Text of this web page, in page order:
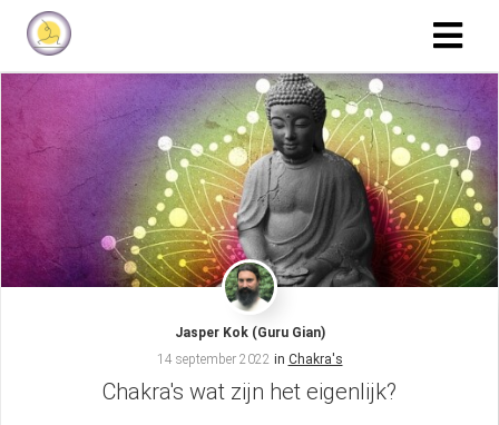
Jasper Kok (Guru Gian)
14 september 2022 in Chakra's
Chakra's wat zijn het eigenlijk?